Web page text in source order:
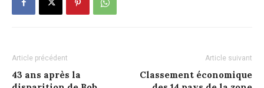
Article précédent
43 ans après la
Article suivant
Classement économique